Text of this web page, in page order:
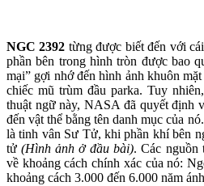
NGC 2392 từng được biết đến với
phần bên trong hình tròn được bao
mại” gợi nhớ đến hình ảnh khuôn
chiếc mũ trùm đầu parka. Tuy
thuật ngữ này, NASA đã quyết định
đến vật thể bằng tên danh mục của
là tinh vân Sư Tử, khi phần khí bên
tử(Hình ảnh ở đầu bài). Các nguồn
về khoảng cách chính xác của nó:
khoảng cách 3.000 đến 6.000 năm